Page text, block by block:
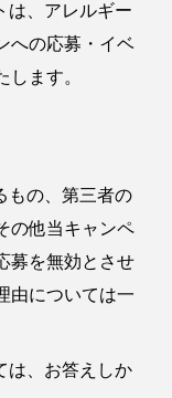
は、アレルギー
への応募・イベ
ます。
もの、第三者の
の他当キャンペ
募を無効とさせ
由については一
は、お答えしか